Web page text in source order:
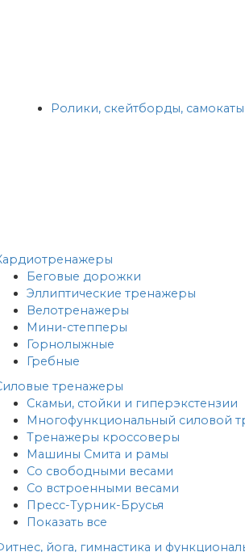
Ролики, скейтборды, самокаты
Беговые дорожки
Эллиптические тренажеры
Велотренажеры
Мини-степперы
Горнолыжные
Гребные
тренажеры
Скамьи, стойки и гиперэкстензии
Многофункциональный силовой
Тренажеры кроссоверы
Машины Смита и рамы
Со свободными весами
Со встроенными весами
Пресс-Турник-Брусья
Показать все
йога, гимнастика и